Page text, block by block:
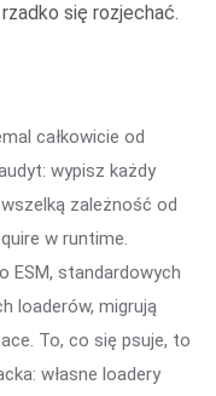
się rozjechać.
całkowicie od
wypisz każdy
zależność od
w runtime.
ESM, standardowych
loaderów, migrują
To, co się psuje, to
własne loadery